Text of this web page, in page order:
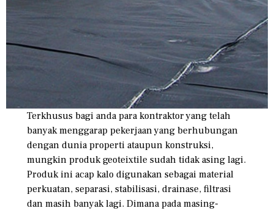
Terkhusus bagi anda para kontraktor yang telah
banyak menggarap pekerjaan yang berhubungan
dengan dunia properti ataupun konstruksi,
mungkin produk geoteixtile sudah tidak asing lagi.
Produk ini acap kalo digunakan sebagai material
perkuatan, separasi, stabilisasi, drainase, filtrasi
dan masih banyak lagi. Dimana pada masing-